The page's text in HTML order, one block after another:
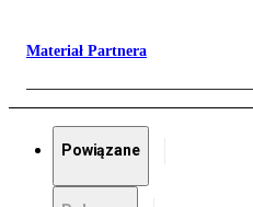
Materiał Partnera
Powiązane